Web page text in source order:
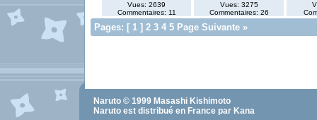
Vues: 2639
Commentaires: 11
Vues: 3275
Commentaires: 26
Pages: [ 1 ] 2 3 4 5 Page Suivante »
Naruto © 1999 Masashi Kishimoto
Naruto est distribué en France par Kana